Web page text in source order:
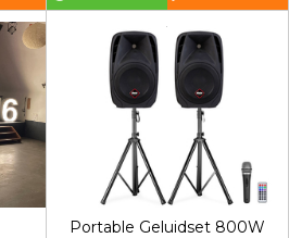
Portable Geluidset 800W